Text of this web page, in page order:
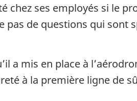
chez ses employés si le
pas de questions qui sont
a mis en place à
à la première ligne de